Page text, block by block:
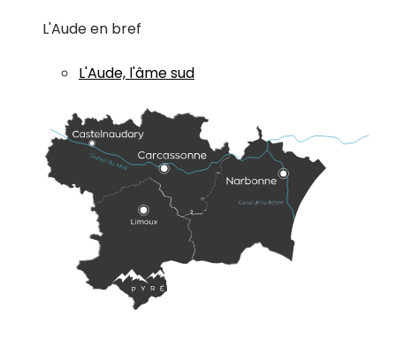
L'Aude en bref
L'Aude, l'âme sud